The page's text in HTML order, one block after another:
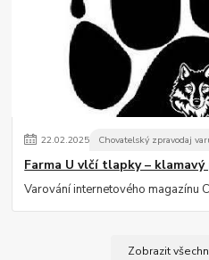
22.02.2025 Chovatelský zpravodaj
Farma U vlčí tlapky –
Varování internetového magazínu
Zobrazit